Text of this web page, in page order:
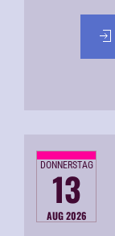
DONNERSTAG
13
AUG 2026